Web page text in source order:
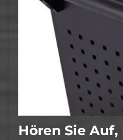
Hören Sie